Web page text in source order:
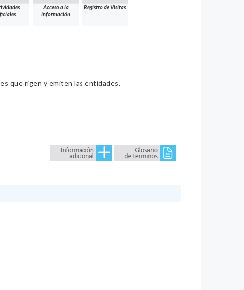
Acceso a la
información
Registro de Visitas
que rigen y emiten las entidades.